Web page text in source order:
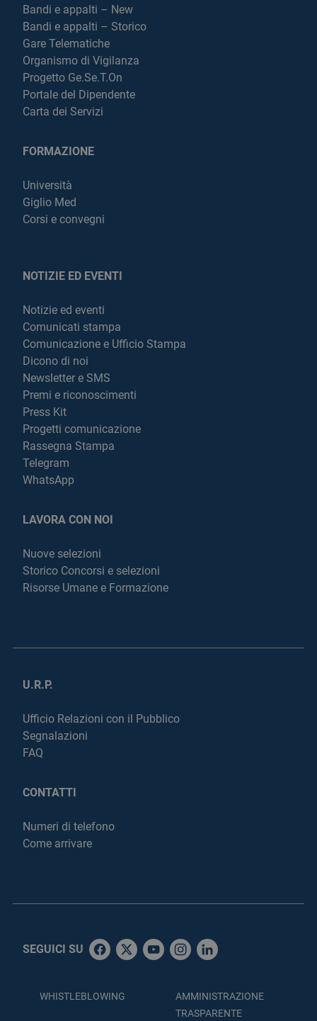
Bandi e appalti – New
Bandi e appalti – Storico
Gare Telematiche
Organismo di Vigilanza
Progetto Ge.Se.T.On
Portale del Dipendente
Carta dei Servizi
FORMAZIONE
Università
Giglio Med
Corsi e convegni
NOTIZIE ED EVENTI
Notizie ed eventi
Comunicati stampa
Comunicazione e Ufficio Stampa
Dicono di noi
Newsletter e SMS
Premi e riconoscimenti
Press Kit
Progetti comunicazione
Rassegna Stampa
Telegram
WhatsApp
LAVORA CON NOI
Nuove selezioni
Storico Concorsi e selezioni
Risorse Umane e Formazione
U.R.P.
Ufficio Relazioni con il Pubblico
Segnalazioni
FAQ
CONTATTI
Numeri di telefono
Come arrivare
SEGUICI SU
WHISTLEBLOWING
AMMINISTRAZIONE
TRASPARENTE